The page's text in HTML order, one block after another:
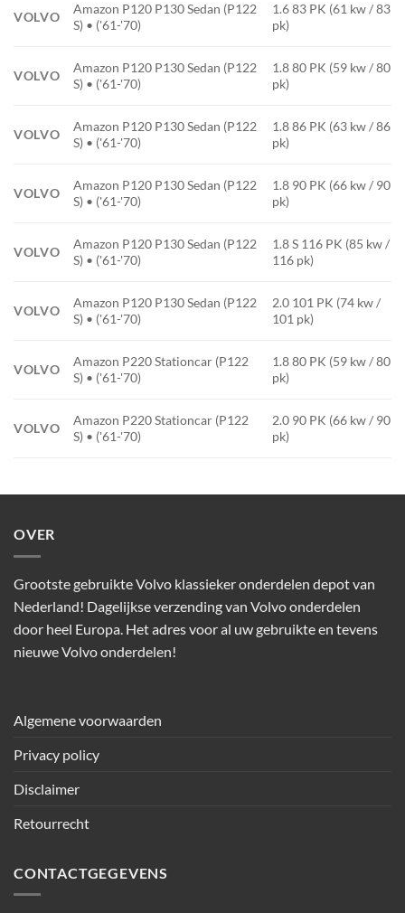
VOLVO
Amazon P120 P130 Sedan (P122
S) • ('61-'70)
1.6 83 PK (61 kw / 83
pk)
VOLVO
Amazon P120 P130 Sedan (P122
S) • ('61-'70)
1.8 80 PK (59 kw / 80
pk)
VOLVO
Amazon P120 P130 Sedan (P122
S) • ('61-'70)
1.8 86 PK (63 kw / 86
pk)
VOLVO
Amazon P120 P130 Sedan (P122
S) • ('61-'70)
1.8 90 PK (66 kw / 90
pk)
VOLVO
Amazon P120 P130 Sedan (P122
S) • ('61-'70)
1.8 S 116 PK (85 kw /
116 pk)
VOLVO
Amazon P120 P130 Sedan (P122
S) • ('61-'70)
2.0 101 PK (74 kw /
101 pk)
VOLVO
Amazon P220 Stationcar (P122
S) • ('61-'70)
1.8 80 PK (59 kw / 80
pk)
VOLVO
Amazon P220 Stationcar (P122
S) • ('61-'70)
2.0 90 PK (66 kw / 90
pk)
OVER
Grootste gebruikte Volvo klassieker onderdelen depot van
Nederland! Dagelijkse verzending van Volvo onderdelen
door heel Europa. Het adres voor al uw gebruikte en tevens
nieuwe Volvo onderdelen!
Algemene voorwaarden
Privacy policy
Disclaimer
Retourrecht
CONTACTGEGEVENS